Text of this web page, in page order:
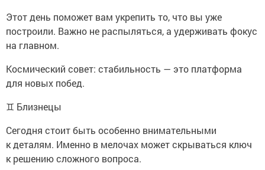
Этот день поможет вам укрепить то, что вы уже
построили. Важно не распыляться, а удерживать фокус
на главном.
Космический совет: стабильность — это платформа
для новых побед.
♊ Близнецы
Сегодня стоит быть особенно внимательными
к деталям. Именно в мелочах может скрываться ключ
к решению сложного вопроса.